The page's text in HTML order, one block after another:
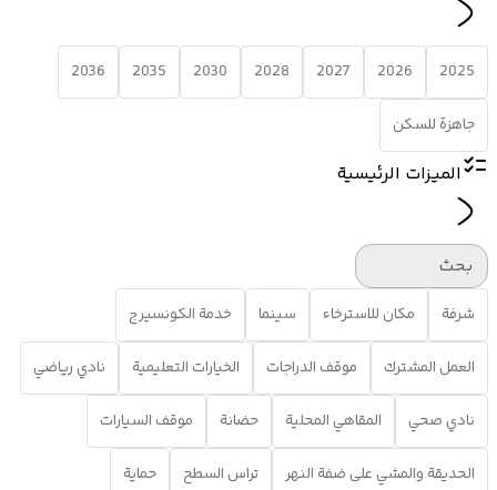
2025
2026
2027
2028
2030
2035
2036
جاهزة للسكن
الميزات الرئيسية
بحث
شرفة مكان للاسترخاء سينما خدمة الكونسيرج
العمل المشترك موقف الدراجات الخيارات التعليمية نادي رياضي
نادي صحي المقاهي المحلية حضانة موقف السيارات
الحديقة والمشي على ضفة النهر تراس السطح حماية